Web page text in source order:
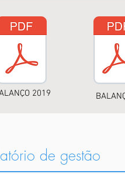
2019
de gestão